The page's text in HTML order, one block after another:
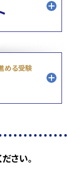
の質問やそ
します。
をします。
当として、
庭との連携
める受験
。また、保
さい。